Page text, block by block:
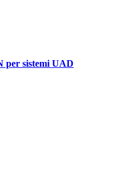
per sistemi UAD